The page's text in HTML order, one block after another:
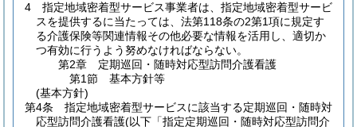
4
指定地域密着型サービス事業者は、指定地域密着型サービ
スを提供するに当たっては、法第118条の2第1項に規定す
る介護保険等関連情報その他必要な情報を活用し、適切か
つ有効に行うよう努めなければならない。
第2章
定期巡回・随時対応型訪問介護看護
第1節
基本方針等
(基本方針)
第4条
指定地域密着型サービスに該当する定期巡回・随時対
応型訪問介護看護(以下「指定定期巡回・随時対応型訪問介